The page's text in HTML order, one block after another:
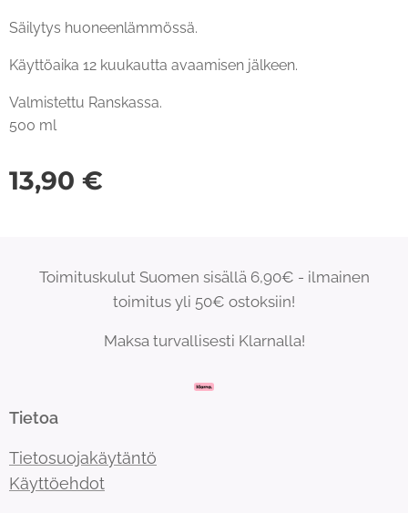
Säilytys huoneenlämmössä.
Käyttöaika 12 kuukautta avaamisen jälkeen.
Valmistettu Ranskassa.
500 ml
13,90 €
Toimituskulut Suomen sisällä 6,90€ - ilmainen
toimitus yli 50€ ostoksiin!
Maksa turvallisesti Klarnalla!
Tietoa
Tietosuojakäytäntö
Käyttöehdot